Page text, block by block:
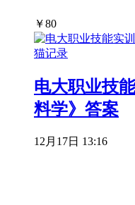
￥80
电大职业技
料学》答案
12月17日 13:16